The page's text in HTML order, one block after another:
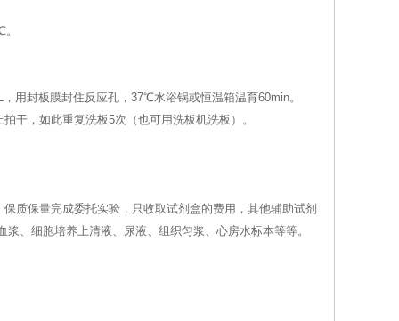
用封板膜封住反应孔，37℃水浴锅或恒温箱温育60min。
干，如此重复洗板5次（也可用洗板机洗板）。
质保量完成委托实验，只收取试剂盒的费用，其他辅助试剂
、细胞培养上清液、尿液、组织匀浆、心房水标本等等。